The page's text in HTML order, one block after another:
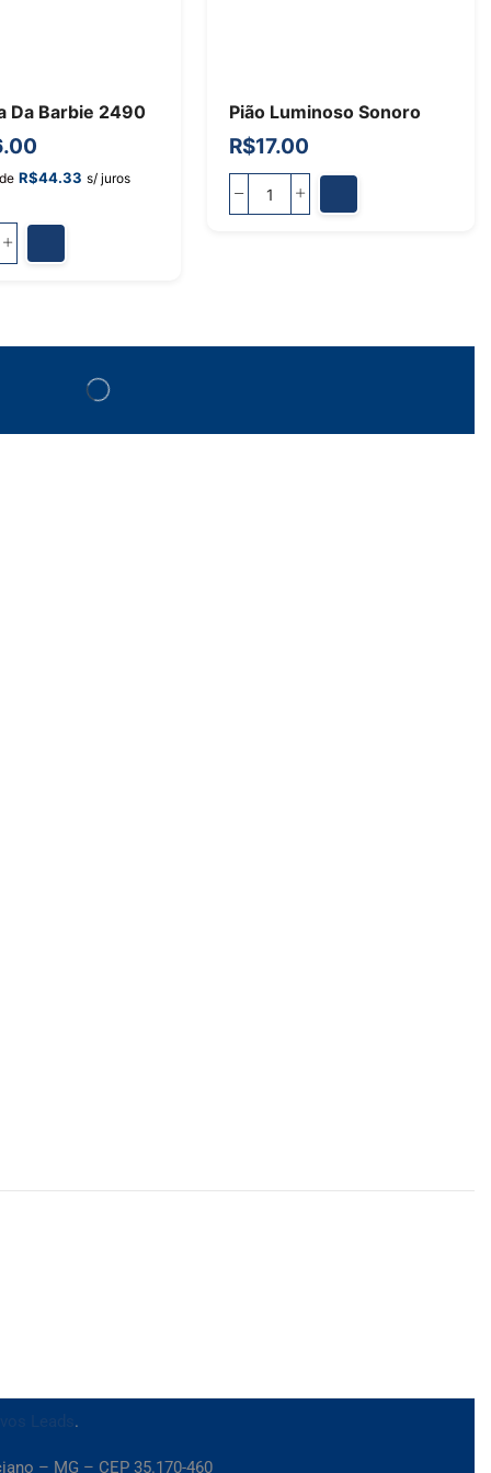
Da Barbie 2490
R$44.33 s/ juros
Pião Luminoso Sonoro
R$17.00
.
– MG – CEP 35.170-460